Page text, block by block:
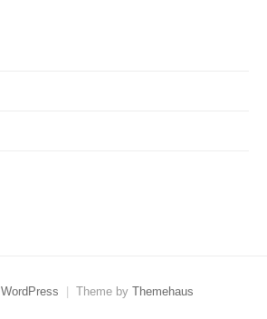
WordPress Theme by Themehaus